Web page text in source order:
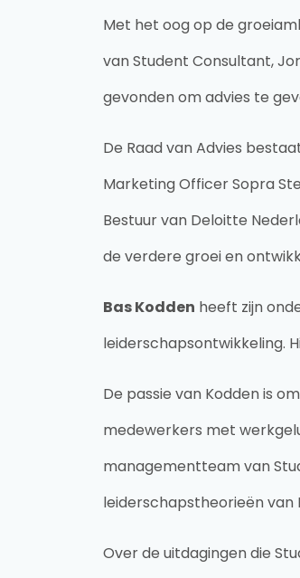
Met het oog op de
van Student Consultant,
gevonden om advies te
De Raad van Advies
Marketing Officer Sopra
Bestuur van Deloitte
de verdere groei en
Bas Kodden heeft zijn
leiderschapsontwikkeling.
De passie van Kodden is
medewerkers met
managementteam van
leiderschapstheorieën van
Over de uitdagingen die